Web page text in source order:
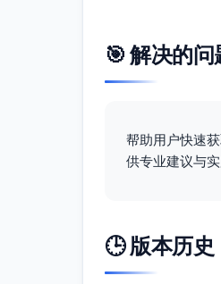
🎯 解决的问
帮助用户快速
供专业建议与
🕒 版本历史